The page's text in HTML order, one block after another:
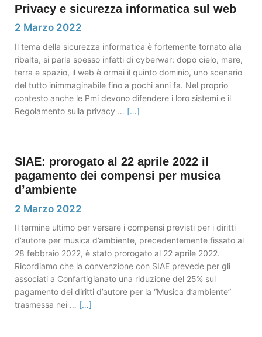
Privacy e sicurezza informatica sul web
2 Marzo 2022
Il tema della sicurezza informatica è fortemente tornato alla
ribalta, si parla spesso infatti di cyberwar: dopo cielo, mare,
terra e spazio, il web è ormai il quinto dominio, uno scenario
del tutto inimmaginabile fino a pochi anni fa. Nel proprio
contesto anche le Pmi devono difendere i loro sistemi e il
Regolamento sulla privacy … […]
SIAE: prorogato al 22 aprile 2022 il
pagamento dei compensi per musica
d’ambiente
2 Marzo 2022
Il termine ultimo per versare i compensi previsti per i diritti
d’autore per musica d’ambiente, precedentemente fissato al
28 febbraio 2022, è stato prorogato al 22 aprile 2022.
Ricordiamo che la convenzione con SIAE prevede per gli
associati a Confartigianato una riduzione del 25% sul
pagamento dei diritti d’autore per la “Musica d’ambiente”
trasmessa nei … […]